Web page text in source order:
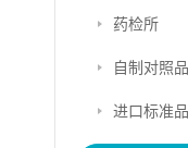
药检所
自制对照品
进口标准品